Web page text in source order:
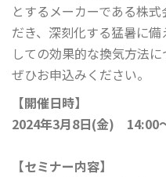
とするメーカーである株
だき、深刻化する猛暑に
しての効果的な換気方法に
ぜひお申込みください。
【開催日時】
2024年3月8日(金) 14:00
【セミナー内容】